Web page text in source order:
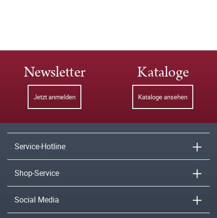
Newsletter
Jetzt anmelden
Kataloge
Kataloge ansehen
Service-Hotline
Shop-Service
Social Media